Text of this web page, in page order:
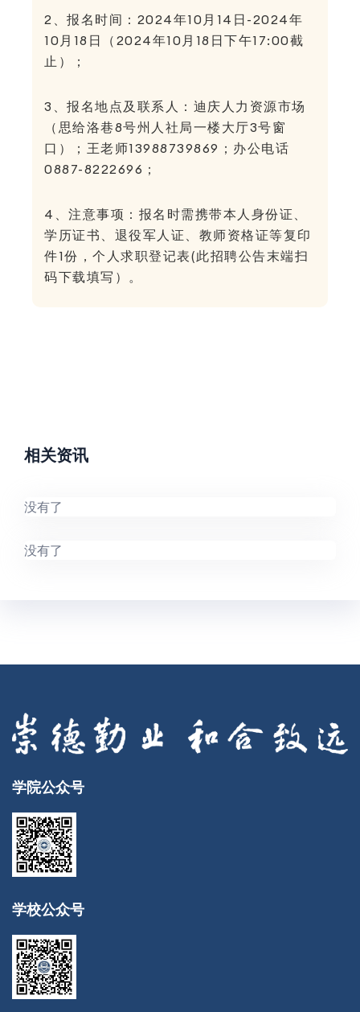
2、报名时间：2024年10月14日-2024年
10月18日（2024年10月18日下午17:00截
止）；
3、报名地点及联系人：迪庆人力资源市场
（思给洛巷8号州人社局一楼大厅3号窗
口）；王老师13988739869；办公电话
0887-8222696；
4、注意事项：报名时需携带本人身份证、
学历证书、退役军人证、教师资格证等复印
件1份，个人求职登记表(此招聘公告末端扫
码下载填写） 。
相关资讯
没有了
没有了
学院公众号
学校公众号